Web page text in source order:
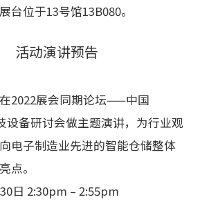
台位于13号馆13B080。
活动演讲预告
2022展会同期论坛——中国
备研讨会做主题演讲，为行业观
电子制造业先进的智能仓储整体
点。
日 2:30pm – 2:55pm